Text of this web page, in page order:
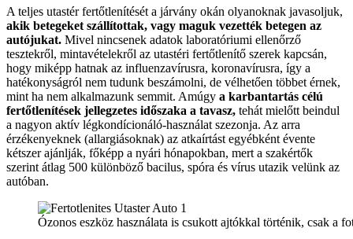
A teljes utastér fertőtlenítését a járvány okán olyanoknak javasoljuk,
akik betegeket szállítottak, vagy maguk vezették betegen az
autójukat. Mivel nincsenek adatok laboratóriumi ellenőrző
tesztekről, mintavételekről az utastéri fertőtlenítő szerek kapcsán,
hogy miképp hatnak az influenzavírusra, koronavírusra, így a
hatékonyságról nem tudunk beszámolni, de vélhetően többet érnek,
mint ha nem alkalmazunk semmit. Amúgy a karbantartás célú
fertőtlenítések jellegzetes időszaka a tavasz, tehát mielőtt beindul
a nagyon aktív légkondícionáló-használat szezonja. Az arra
érzékenyeknek (allargiásoknak) az atkaírtást egyébként évente
kétszer ajánlják, főképp a nyári hónapokban, mert a szakértők
szerint átlag 500 különböző bacilus, spóra és vírus utazik velünk az
autóban.
Ózonos eszköz használata is csukott ajtókkal történik, csak a